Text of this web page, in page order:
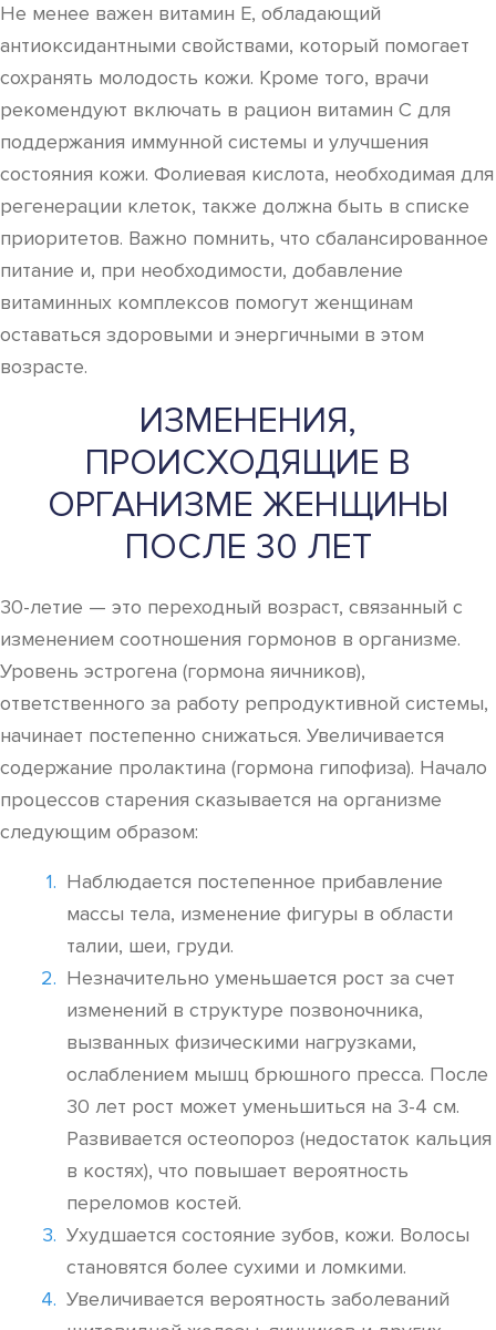
Не менее важен витамин E, обладающий
антиоксидантными свойствами, который помогает
сохранять молодость кожи. Кроме того, врачи
рекомендуют включать в рацион витамин C для
поддержания иммунной системы и улучшения
состояния кожи. Фолиевая кислота, необходимая для
регенерации клеток, также должна быть в списке
приоритетов. Важно помнить, что сбалансированное
питание и, при необходимости, добавление
витаминных комплексов помогут женщинам
оставаться здоровыми и энергичными в этом
возрасте.
ИЗМЕНЕНИЯ,
ПРОИСХОДЯЩИЕ В
ОРГАНИЗМЕ ЖЕНЩИНЫ
ПОСЛЕ 30 ЛЕТ
30-летие — это переходный возраст, связанный с
изменением соотношения гормонов в организме.
Уровень эстрогена (гормона яичников),
ответственного за работу репродуктивной системы,
начинает постепенно снижаться. Увеличивается
содержание пролактина (гормона гипофиза). Начало
процессов старения сказывается на организме
следующим образом:
Наблюдается постепенное прибавление
массы тела, изменение фигуры в области
талии, шеи, груди.
Незначительно уменьшается рост за счет
изменений в структуре позвоночника,
вызванных физическими нагрузками,
ослаблением мышц брюшного пресса. После
30 лет рост может уменьшиться на 3-4 см.
Развивается остеопороз (недостаток кальция
в костях), что повышает вероятность
переломов костей.
Ухудшается состояние зубов, кожи. Волосы
становятся более сухими и ломкими.
Увеличивается вероятность заболеваний